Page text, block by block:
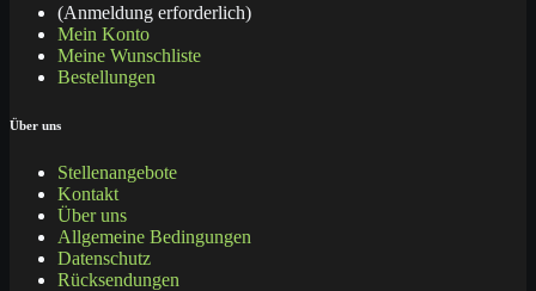
(Anmeldung erforderlich)
Mein Konto
Meine Wunschliste
Bestellungen
Über uns
Stellenangebote
Kontakt
Über uns
Allgemeine Bedingungen
Datenschutz
Rücksendungen